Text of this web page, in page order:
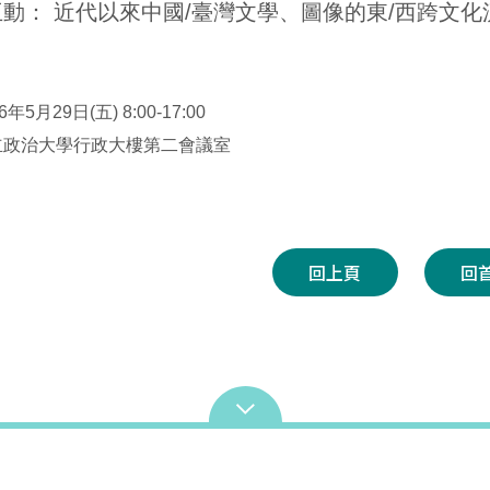
： 近代以來中國/臺灣文學、圖像的東/西跨文
年5月29日(五) 8:00-17:00
治大學行政大樓第二會議室
回上頁 回